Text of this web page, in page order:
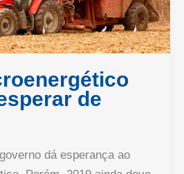
de
dá esperança ao